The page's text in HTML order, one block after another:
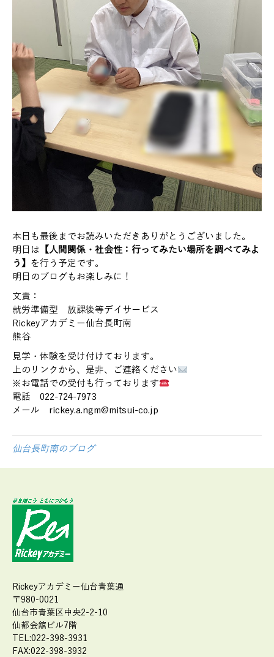
本日も最後までお読みいただきありがとうございました。
明日は 【人間関係・社会性：行ってみたい場所を調べてみよ
う】 を行う予定です。
明日のブログもお楽しみに！
文責：
就労準備型 放課後等デイサービス
Rickeyアカデミー仙台長町南
熊谷
見学・体験を受け付けております。
上のリンクから、是非、ご連絡ください
※お電話での受付も行っております
電話 022-724-7973
メール rickey.a.ngm@mitsui-co.jp
仙台長町南のブログ
Rickeyアカデミー仙台青葉通
〒980-0021
仙台市青葉区中央2-2-10
仙都会舘ビル7階
TEL:022-398-3931
FAX:022-398-3932